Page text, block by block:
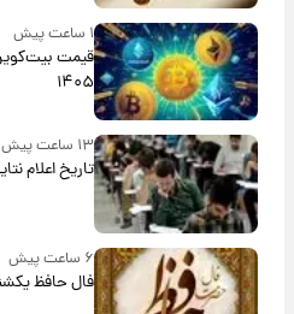
۱ ساعت پیش
۱۴۰۵
۱۳ ساعت پیش
تاریخ اعلام نتایج نهایی
۶ ساعت پیش
فال حافظ یکشنبه ۱۸ مرداد ماه ۱۴۰۵